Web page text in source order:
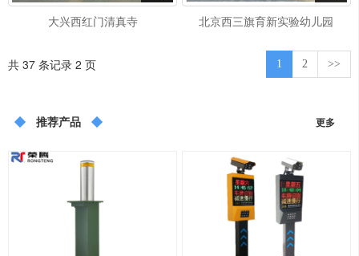
大兴西红门清真寺 北京西三旗育新实验幼儿园
共 37 条记录 2 页 1 2 >>
推荐产品 更多